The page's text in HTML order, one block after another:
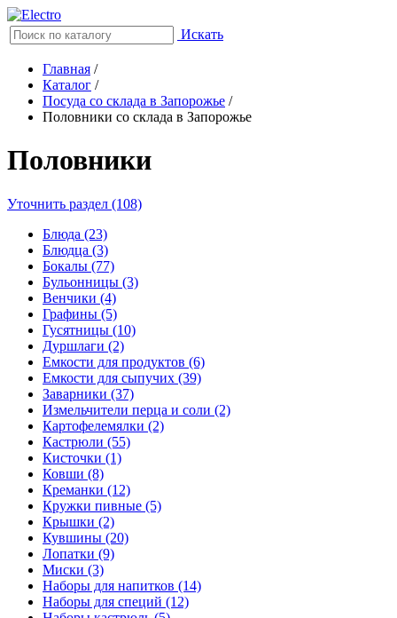
Искать
Главная /
Каталог /
Посуда со склада в Запорожье /
Половники со склада в Запорожье
Половники
Уточнить раздел (108)
Блюда (23)
Блюдца (3)
Бокалы (77)
Бульонницы (3)
Венчики (4)
Графины (5)
Гусятницы (10)
Дуршлаги (2)
Емкости для продуктов (6)
Емкости для сыпучих (39)
Заварники (37)
Измельчители перца и соли (2)
Картофелемялки (2)
Кастрюли (55)
Кисточки (1)
Ковши (8)
Креманки (12)
Кружки пивные (5)
Крышки (2)
Кувшины (20)
Лопатки (9)
Миски (3)
Наборы для напитков (14)
Наборы для специй (12)